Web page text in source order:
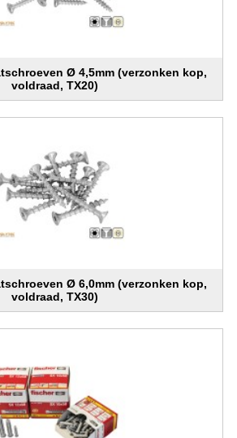
Ø 4,5mm (verzonken kop,
voldraad, TX20)
Ø 6,0mm (verzonken kop,
voldraad, TX30)